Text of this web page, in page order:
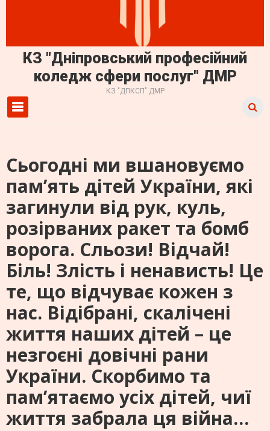
КЗ "Дніпровський професійний
коледж сфери послуг" ДМР
КЗ "ДПКСП" ДМР
Сьогодні ми вшановуємо
пам’ять дітей України, які
загинули від рук, куль,
розірваних ракет та бомб
ворога. Сльози! Відчай!
Біль! Злість і ненависть! Це
те, що відчуває кожен з
нас. Відібрані, скалічені
життя наших дітей – це
незгоєні довічні рани
України. Скорбимо та
пам’ятаємо усіх дітей, чиї
життя забрала ця війна…